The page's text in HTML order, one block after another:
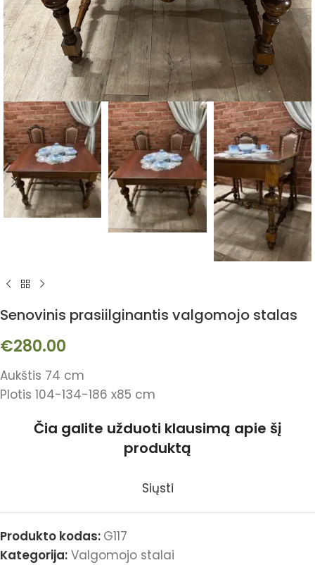
Senovinis prasiilginantis valgomojo stalas
€280.00
Aukštis 74 cm
Plotis 104-134-186 x85 cm
Čia galite užduoti klausimą apie šį
produktą
Siųsti
Produkto kodas: G117
Kategorija: Valgomojo stalai